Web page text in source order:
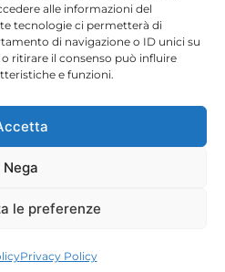
alle informazioni del
tecnologie ci permetterà di
di navigazione o ID unici su
ritirare il consenso può influire
e funzioni.
Nega
le preferenze
Privacy Policy
all rights reserved © –
Policy